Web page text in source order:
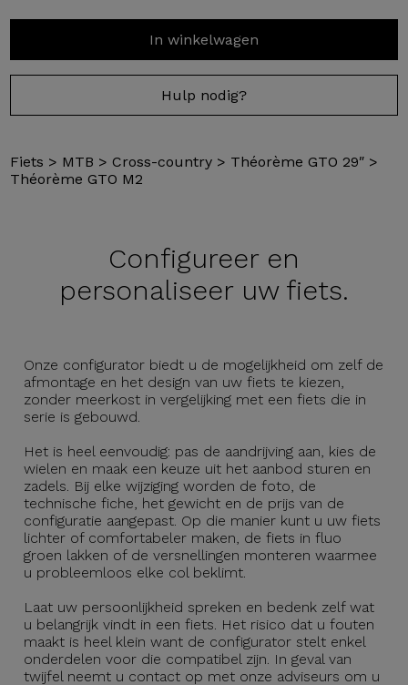
In winkelwagen
Hulp nodig?
Fiets > MTB >Cross-country > Théorème GTO 29″ >
Théorème GTO M2
Configureer en
personaliseer uw fiets.
Onze configurator biedt u de mogelijkheid om zelf de
afmontage en het design van uw fiets te kiezen,
zonder meerkost in vergelijking met een fiets die in
serie is gebouwd.
Het is heel eenvoudig: pas de aandrijving aan, kies de
wielen en maak een keuze uit het aanbod sturen en
zadels. Bij elke wijziging worden de foto, de
technische fiche, het gewicht en de prijs van de
configuratie aangepast. Op die manier kunt u uw fiets
lichter of comfortabeler maken, de fiets in fluo
groen lakken of de versnellingen monteren waarmee
u probleemloos elke col beklimt.
Laat uw persoonlijkheid spreken en bedenk zelf wat
u belangrijk vindt in een fiets. Het risico dat u fouten
maakt is heel klein want de configurator stelt enkel
onderdelen voor die compatibel zijn. In geval van
twijfel neemt u contact op met onze adviseurs om u